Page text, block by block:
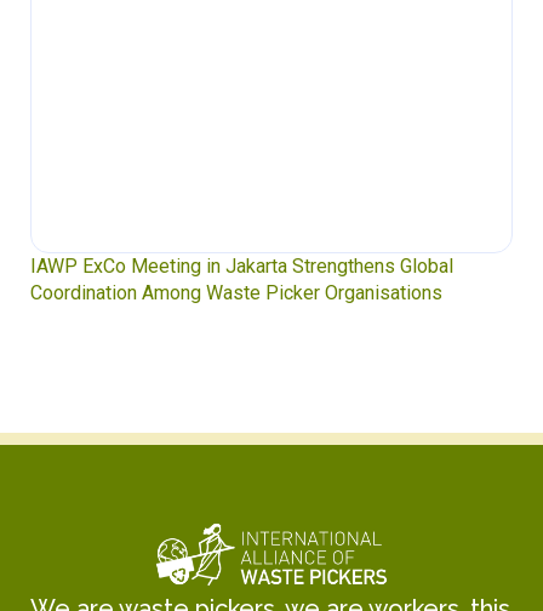
IAWP ExCo Meeting in Jakarta Strengthens Global
Coordination Among Waste Picker Organisations